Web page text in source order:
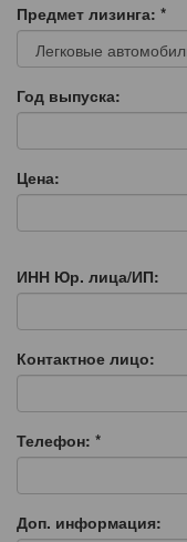
Предмет лизинга: *
Год выпуска:
Цена:
ИНН Юр. лица/ИП:
Контактное лицо:
Телефон: *
Доп. информация: